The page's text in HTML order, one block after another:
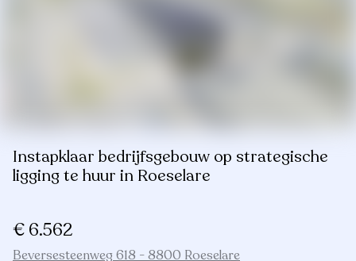
Instapklaar bedrijfsgebouw op strategische
ligging te huur in Roeselare
€ 6.562
Beversesteenweg 618 - 8800 Roeselare